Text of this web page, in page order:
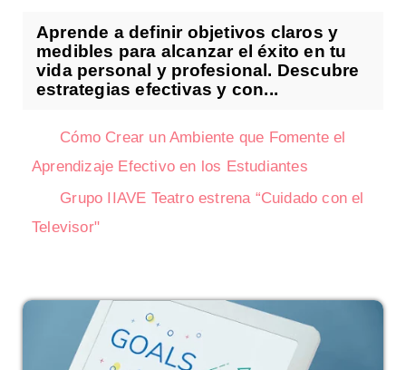
Aprende a definir objetivos claros y
medibles para alcanzar el éxito en tu
vida personal y profesional. Descubre
estrategias efectivas y con...
Cómo Crear un Ambiente que Fomente el
Aprendizaje Efectivo en los Estudiantes
Grupo IIAVE Teatro estrena “Cuidado con el
Televisor"